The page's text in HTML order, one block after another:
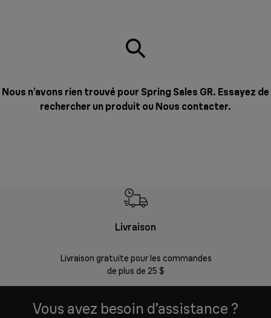
Nous n’avons rien trouvé pour Spring Sales GR. Essayez de
rechercher un produit ou Nous contacter.
Livraison
Livraison gratuite pour les commandes
de plus de 25 $
Vous avez besoin d’assistance ?